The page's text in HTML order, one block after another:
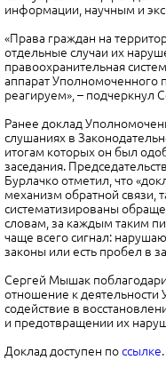
информации, научным и
«Права граждан на
отдельные случаи их
правоохранительная
аппарат Уполномоченного
реагируем», – подчеркнул
Ранее доклад
слушаниях в
итогам которых он был
заседания.
Бурлачко отметил, что
механизм обратной связи,
систематизированы
словам, за каждым таким
чаще всего сигнал:
законы или есть пробел в
Сергей Мышак
отношение к
содействие в
и предотвращении их
Доклад доступен поссылке.